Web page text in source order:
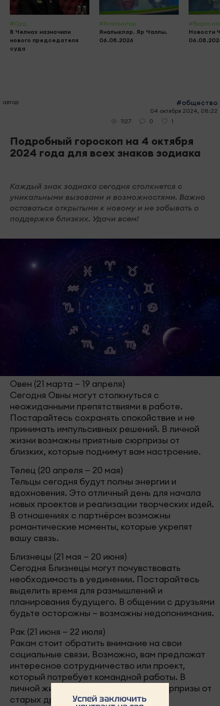
#Суд
В Челнах назначили
нового председателя
суда
#Яналыклар
Яналыклар. Яр Чаллы.
06.08.2026
#Видео
Новости
автор #общество
04 октября 2024, 08:22
1127
0 1
Подробный гороскоп на 4 октября
2024 года для всех знаков зодиака
Каждый знак зодиака сегодня столкнется с
уникальными вызовами и возможностями. Важно
оставаться открытыми к новому и не забывать о
поддержке близких. Удачи всем!
Овен (21 марта — 19 апреля)
Сегодня Овны могут столкнуться с
неожиданными препятствиями в работе.
Постарайтесь сохранять спокойствие и не
принимать импульсивных решений. В личной
жизни возможны приятные сюрпризы от
близких, которые поднимут вам настроение.
Телец (20 апреля — 20 мая)
Тельцы сегодня будут полны энергии и
вдохновения. Это отличный день для начала
новых проектов и реализации творческих идей.
В отношениях с партнёром возможны
романтические моменты, которые укрепят
вашу связь.
Близнецы (21 мая — 20 июня)
Сегодня Близнецы могут почувствовать
необходимость в уединении. Постарайтесь
выделить время для размышлений и
планирования будущего. В общении с друзьями
будьте осторожны — возможны недопонимания.
Рак (21 июня — 22 июля)
Ракам стоит обратить внимание на свои
социальные связи. Возможно, вам предложат
интересное сотрудничество или проект,
который потребует командной работы. В
личной жизни возможны приятные сюрпризы от
старых друзей.